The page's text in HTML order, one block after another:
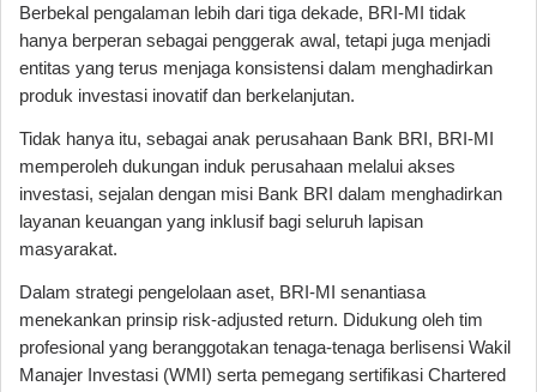
Berbekal pengalaman lebih dari tiga dekade, BRI-MI tidak
hanya berperan sebagai penggerak awal, tetapi juga menjadi
entitas yang terus menjaga konsistensi dalam menghadirkan
produk investasi inovatif dan berkelanjutan.
Tidak hanya itu, sebagai anak perusahaan Bank BRI, BRI-MI
memperoleh dukungan induk perusahaan melalui akses
investasi, sejalan dengan misi Bank BRI dalam menghadirkan
layanan keuangan yang inklusif bagi seluruh lapisan
masyarakat.
Dalam strategi pengelolaan aset, BRI-MI senantiasa
menekankan prinsip risk-adjusted return. Didukung oleh tim
profesional yang beranggotakan tenaga-tenaga berlisensi Wakil
Manajer Investasi (WMI) serta pemegang sertifikasi Chartered